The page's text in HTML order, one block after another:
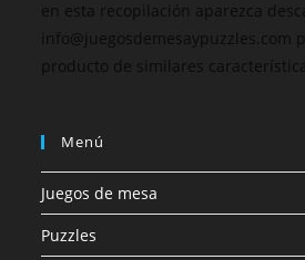
en esta recopilación aparezca
info@juegosdemesaypuzzles.com
producto de similares
Menú
Juegos de mesa
Puzzles